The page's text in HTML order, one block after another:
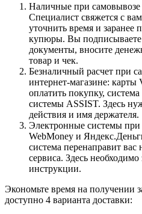
Наличные при самовывозе
Специалист свяжется с
уточнить время и заранее
купюры. Вы подписываете
документы, вносите
товар и чек.
Безналичный расчет при
интернет-магазине:
оплатить покупку,
системы ASSIST. Здесь
действия и имя держателя.
Электронные системы при
WebMoney и
система перенаправит
сервиса. Здесь
инструкции.
Экономьте время на получении
доступно 4 варианта доставки: